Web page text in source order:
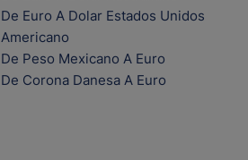
De Euro A Dolar Estados Unidos
Americano
De Peso Mexicano A Euro
De Corona Danesa A Euro